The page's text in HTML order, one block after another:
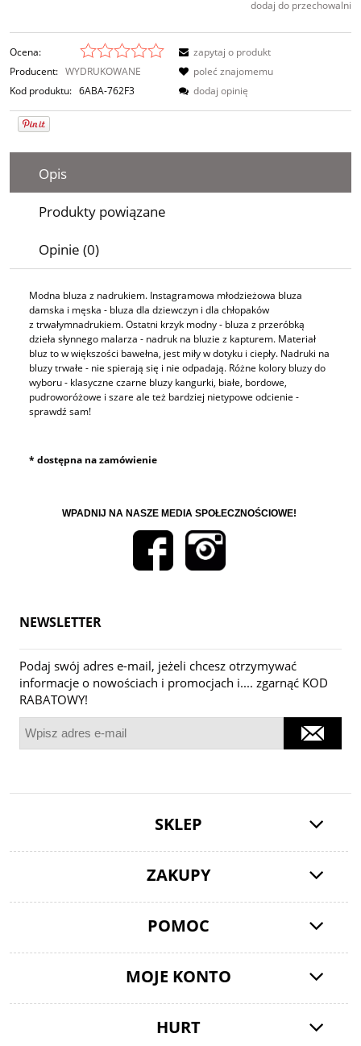
dodaj do przechowalni
Ocena:
Producent: WYDRUKOWANE
Kod produktu: 6ABA-762F3
zapytaj o produkt
poleć znajomemu
dodaj opinię
Opis
Produkty powiązane
Opinie (0)
Modna bluza z nadrukiem. Instagramowa młodzieżowa bluza
damska i męska - bluza dla dziewczyn i dla chłopaków
z trwałymnadrukiem. Ostatni krzyk modny - bluza z przeróbką
dzieła słynnego malarza - nadruk na bluzie z kapturem. Materiał
bluz to w większości bawełna, jest miły w dotyku i ciepły. Nadruki na
bluzy trwałe - nie spierają się i nie odpadają. Różne kolory bluzy do
wyboru - klasyczne czarne bluzy kangurki, białe, bordowe,
pudroworóżowe i szare ale też bardziej nietypowe odcienie -
sprawdź sam!
* dostępna na zamówienie
WPADNIJ NA NASZE MEDIA SPOŁECZNOŚCIOWE!
NEWSLETTER
Podaj swój adres e-mail, jeżeli chcesz otrzymywać
informacje o nowościach i promocjach i.... zgarnąć KOD
RABATOWY!
SKLEP
ZAKUPY
POMOC
MOJE KONTO
HURT